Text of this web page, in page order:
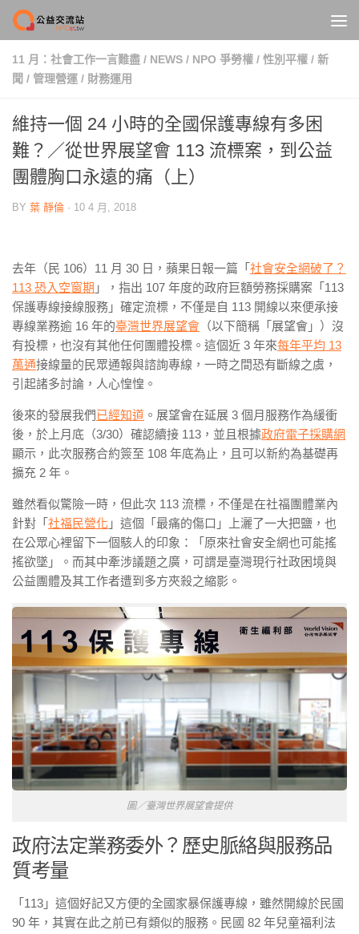
Skip to content
11 月：社會工作一言難盡 / NEWS / NPO 爭勞權 / 性別平權 / 新
聞 / 管理營運 / 財務運用
維持一個 24 小時的全國保護專線有多困
難？／從世界展望會 113 流標案，到公益
團體胸口永遠的痛（上）
BY 葉 靜倫 · 10 4 月, 2018
去年（民 106）11 月 30 日，蘋果日報一篇「 社會安全網破了？
113 恐入空窗期 」，指出 107 年度的政府巨額勞務採購案「113
保護專線接線服務」確定流標，不僅是自 113 開線以來便承接
專線業務逾 16 年的臺灣世界展望會 （以下簡稱「展望會」）沒
有投標，也沒有其他任何團體投標。這個近 3 年來每年平均 13
萬通接線量的民眾通報與諮詢專線，一時之間恐有斷線之虞，
引起諸多討論，人心惶惶。
後來的發展我們已經知道 。展望會在延展 3 個月服務作為緩衝
後，於上月底（3/30）確認續接 113，並且根據政府電子採購網
顯示，此次服務合約簽至 108 年底為止，且可以新約為基礎再
擴充 2 年。
雖然看似驚險一時，但此次 113 流標，不僅是在社福團體業內
針對「 社福民營化 」這個「最痛的傷口」上灑了一大把鹽，也
在公眾心裡留下一個駭人的印象：
「原來社會安全網也可能搖
搖欲墜」
。而其中牽涉議題之廣，可謂是臺灣現行社政困境與
公益團體及其工作者遭到多方夾殺之縮影。
圖／臺灣世界展望會提供
政府法定業務委外？歷史脈絡與服務品
質考量
「113」這個好記又方便的全國家暴保護專線，雖然開線於民國
90 年，其實在此之前已有類似的服務。民國 82 年兒童福利法